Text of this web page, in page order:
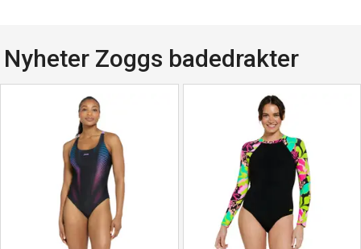
Nyheter Zoggs badedrakter